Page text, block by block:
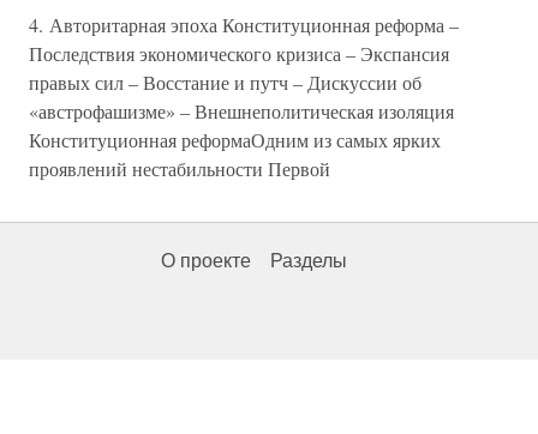
4. Авторитарная эпоха Конституционная реформа –
Последствия экономического кризиса – Экспансия
правых сил – Восстание и путч – Дискуссии об
«австрофашизме» – Внешнеполитическая изоляция
Конституционная реформаОдним из самых ярких
проявлений нестабильности Первой
О проекте Разделы